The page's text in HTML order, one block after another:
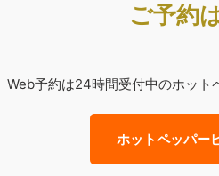
ご予約
Web予約は24時間受付中のホット
ホットペッパー